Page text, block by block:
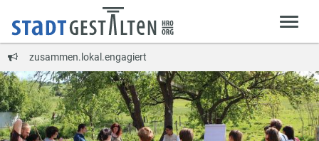
zusammen.lokal.engagiert